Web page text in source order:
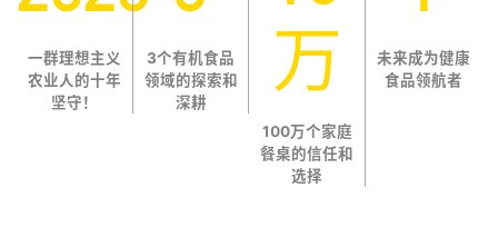
一群理想主义
农业人的十年
坚守！
3个有机食品
领域的探索和
深耕
万
100万个家庭
餐桌的信任和
选择
未来成为健康
食品领航者